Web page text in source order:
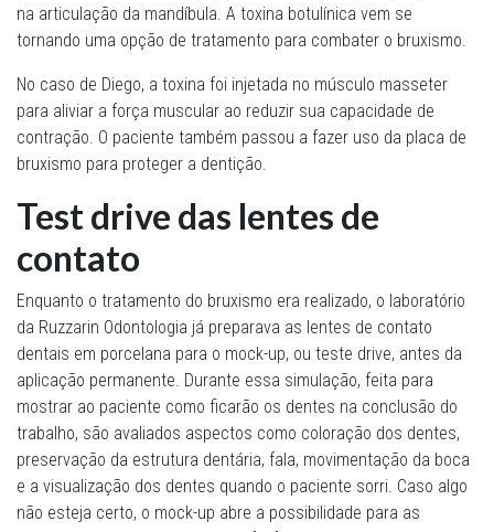
na articulação da mandíbula. A toxina botulínica vem se
tornando uma opção de tratamento para combater o bruxismo.
No caso de Diego, a toxina foi injetada no músculo masseter
para aliviar a força muscular ao reduzir sua capacidade de
contração. O paciente também passou a fazer uso da placa de
bruxismo para proteger a dentição.
Test drive das lentes de
contato
Enquanto o tratamento do bruxismo era realizado, o laboratório
da Ruzzarin Odontologia já preparava as lentes de contato
dentais em porcelana para o mock-up, ou teste drive, antes da
aplicação permanente. Durante essa simulação, feita para
mostrar ao paciente como ficarão os dentes na conclusão do
trabalho, são avaliados aspectos como coloração dos dentes,
preservação da estrutura dentária, fala, movimentação da boca
e a visualização dos dentes quando o paciente sorri. Caso algo
não esteja certo, o mock-up abre a possibilidade para as